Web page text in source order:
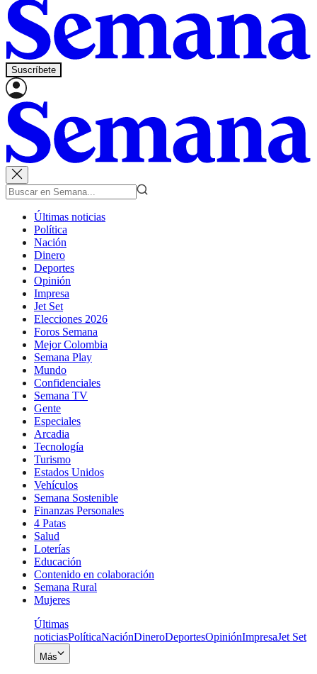
Suscríbete
Últimas noticias
Política
Nación
Dinero
Deportes
Opinión
Impresa
Jet Set
Elecciones 2026
Foros Semana
Mejor Colombia
Semana Play
Mundo
Confidenciales
Semana TV
Gente
Especiales
Arcadia
Tecnología
Turismo
Estados Unidos
Vehículos
Semana Sostenible
Finanzas Personales
4 Patas
Salud
Loterías
Educación
Contenido en colaboración
Semana Rural
Mujeres
Últimas
noticiasPolíticaNaciónDineroDeportesOpiniónImpresaJet Set
Más